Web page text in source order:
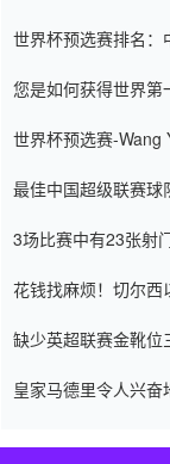
世界杯预选赛排名：
您是如何获得世界第
世界杯预选赛-Wang
最佳中国超级联赛球
3场比赛中有23张射
花钱找麻烦！切尔
缺少英超联赛金靴位
皇家马德里令人兴奋